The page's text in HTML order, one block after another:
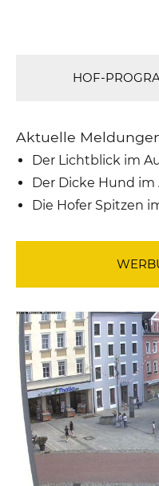
HOF-
Aktuelle
Der Lichtblick im
Der Dicke Hund im
Die Hofer Spitzen